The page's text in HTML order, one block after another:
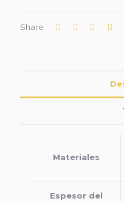
Share
Materiales
Espesor del